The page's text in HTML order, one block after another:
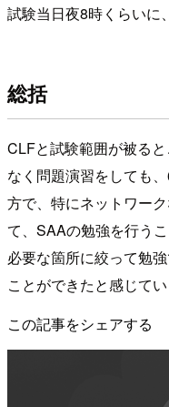
試験当日夜8時くらいに
総括
CLFと試験範囲が被る
なく問題演習をしても
方で、特にネットワー
て、SAAの勉強を行う
必要な箇所に絞って勉
ことができたと感じてい
この記事をシェアする